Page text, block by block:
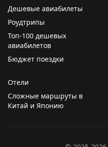
Дешевые авиабилеты
Роудтрипы
Топ-100 дешевых
авиабилетов
Бюджет поездки
Отели
Сложные маршруты в
Китай и Японию